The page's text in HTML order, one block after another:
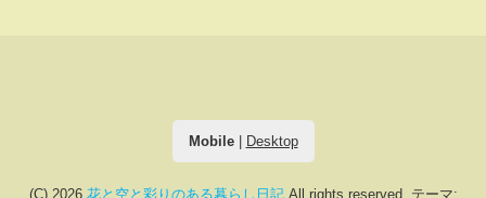
Mobile| Desktop
(C) 2026 花と空と彩りのある暮らし日記All rights reserved. テーマ: